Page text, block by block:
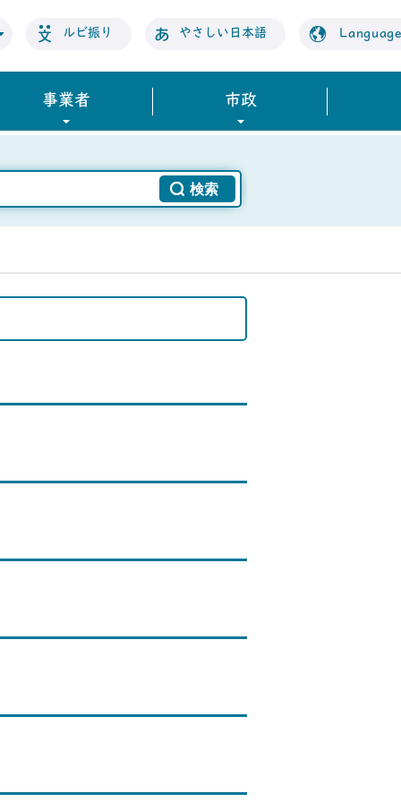
ルビ振り やさしい日本語 Language
事業者 市政